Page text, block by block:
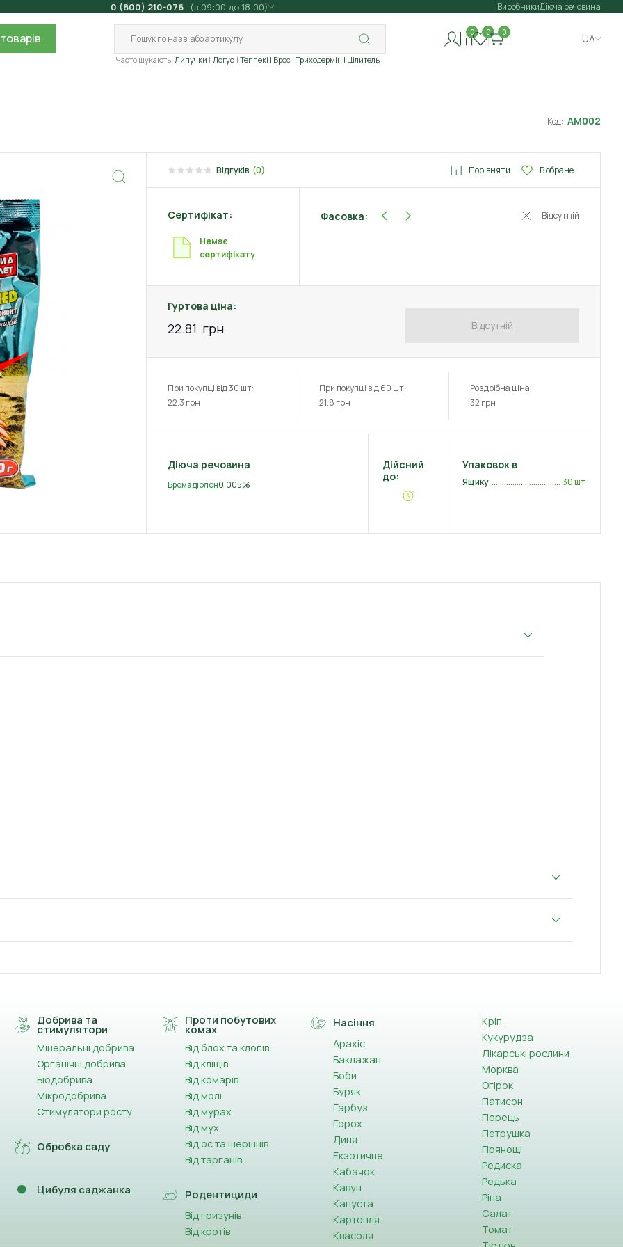
0 (800) 210-076 (з 09:00 до 18:00) ВиробникиДіюча речовина
Часто шукають: Липучки Логус Теппекі | Брос | Триходермін | Цілитель
0 0 0
UA
Код: АМ002
Відгуків (0) Порівняти В обране
Сертифікат:
Немає
сертифікату
Фасовка: Відсутній
Гуртова ціна:
22.81 грн Відсутній
При покупці від 30 шт:
22.3 грн
При покупці від 60 шт:
21.8 грн
Роздрібна ціна:
32 грн
Діюча речовина
Бромадіолон0,005%
Дійсний
до:
Упаковок в
Ящику 30 шт
Добрива та
стимулятори
Мінеральні добрива
Органічні добрива
Біодобрива
Мікродобрива
Стимулятори росту
Обробка саду
Цибуля саджанка
Проти побутових
комах
Від блох та клопів
Від кліщів
Від комарів
Від молі
Від мурах
Від мух
Від ос та шершнів
Від тарганів
Родентициди
Від гризунів
Від кротів
Насіння
Арахіс
Баклажан
Боби
Буряк
Гарбуз
Горох
Диня
Екзотичне
Кабачок
Кавун
Капуста
Картопля
Квасоля
Кріп
Кукурудза
Лікарські рослини
Морква
Огірок
Патисон
Перець
Петрушка
Прянощі
Редиска
Редька
Ріпа
Салат
Томат